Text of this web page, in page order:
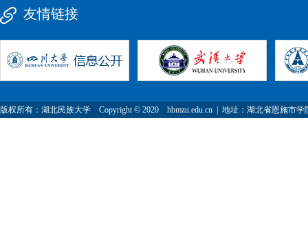
友情链接
版权所有：湖北民族大学 Copyright © 2020 hbmzu.edu.cn | 地址：湖北省恩施